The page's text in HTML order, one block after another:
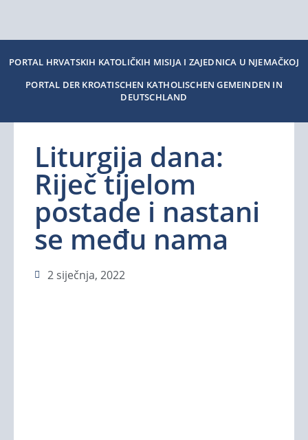
PORTAL HRVATSKIH KATOLIČKIH MISIJA I ZAJEDNICA U NJEMAČKOJ
PORTAL DER KROATISCHEN KATHOLISCHEN GEMEINDEN IN
DEUTSCHLAND
Liturgija dana:
Riječ tijelom
postade i nastani
se među nama
2 siječnja, 2022